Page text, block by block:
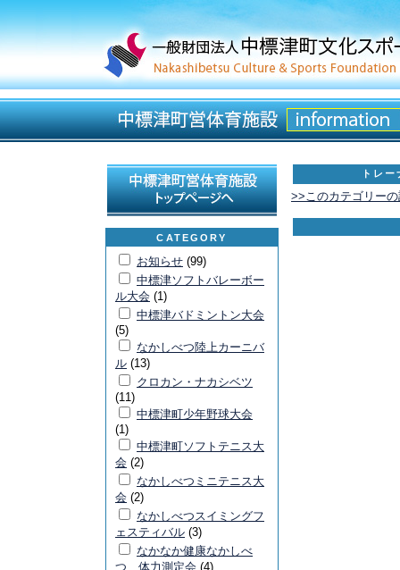
CATEGORY
お知らせ (99)
中標津ソフトバレーボー
ル大会 (1)
中標津バドミントン大会
(5)
なかしべつ陸上カーニバ
ル (13)
クロカン・ナカシベツ
(11)
中標津町少年野球大会
(1)
中標津町ソフトテニス大
会 (2)
なかしべつミニテニス大
会 (2)
なかしべつスイミングフ
ェスティバル (3)
なかなか健康なかしべ
つ 体力測定会 (4)
トレ
>>このカテゴリー